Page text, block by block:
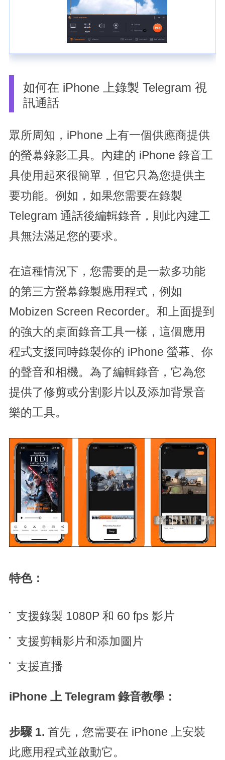
如何在 iPhone 上錄製 Telegram 視
訊通話
眾所周知，iPhone 上有一個供應商提供
的螢幕錄影工具。內建的 iPhone 錄音工
具使用起來很簡單，但它只為您提供主
要功能。例如，如果您需要在錄製
Telegram 通話後編輯錄音，則此內建工
具無法滿足您的要求。
在這種情況下，您需要的是一款多功能
的第三方螢幕錄製應用程式，例如
Mobizen Screen Recorder。和上面提到
的強大的桌面錄音工具一樣，這個應用
程式支援同時錄製你的 iPhone 螢幕、你
的聲音和相機。為了編輯錄音，它為您
提供了修剪或分割影片以及添加背景音
樂的工具。
特色：
支援錄製 1080P 和 60 fps 影片
支援剪輯影片和添加圖片
支援直播
iPhone 上 Telegram 錄音教學：
步驟 1. 首先，您需要在 iPhone 上安裝
此應用程式並啟動它。